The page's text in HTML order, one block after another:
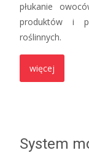
płukanie
produktów i
roślinnych.
więcej
System